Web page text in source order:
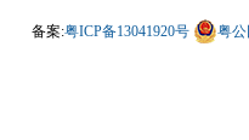
备案:粤ICP备13041920号 粤公